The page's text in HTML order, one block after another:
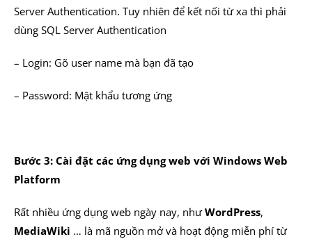
Server Authentication. Tuy nhiên để kết nối từ xa thì phải
dùng SQL Server Authentication
– Login: Gõ user name mà bạn đã tạo
– Password: Mật khẩu tương ứng
Bước 3: Cài đặt các ứng dụng web với Windows Web
Platform
Rất nhiều ứng dụng web ngày nay, nhưWordPress,
MediaWiki … là mã nguồn mở và hoạt động miễn phí từ